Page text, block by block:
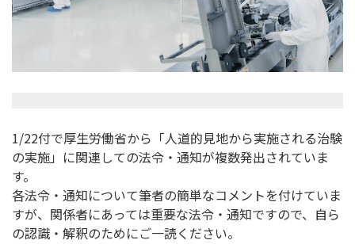
1/22付で厚生労働省から「人道的見地から実施される治験
の実施」に関連しての法令・通知が複数発出されていま
す。
各法令・通知について筆者の簡単なコメントを付けていま
すが、関係者にあっては重要な法令・通知ですので、自ら
の認識・解釈のためにご一読ください。